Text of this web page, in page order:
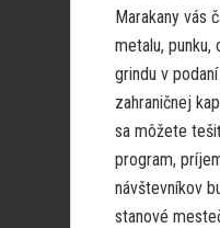
Marakany vás
metalu, punku,
grindu v
zahraničnej
sa môžete
program,
návštevníkov
stanové